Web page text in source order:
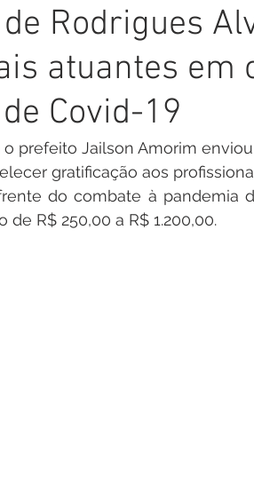
Campanhas Datas
Segurança Ordem de Serviço
Rodrigues
atuantes em
Covid-19
prefeito Jailson Amorim
gratificação aos
do combate à pandemia
de R$ 250,00 a R$ 1.200,00.